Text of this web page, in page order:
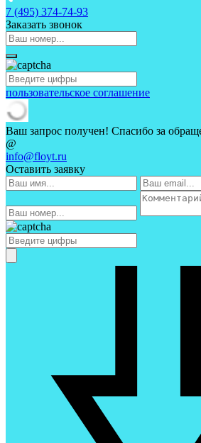
7 (495) 374-74-93
Заказать звонок
пользовательское соглашение
Ваш запрос получен! Спасибо за
@
info@floyt.ru
Оставить заявку